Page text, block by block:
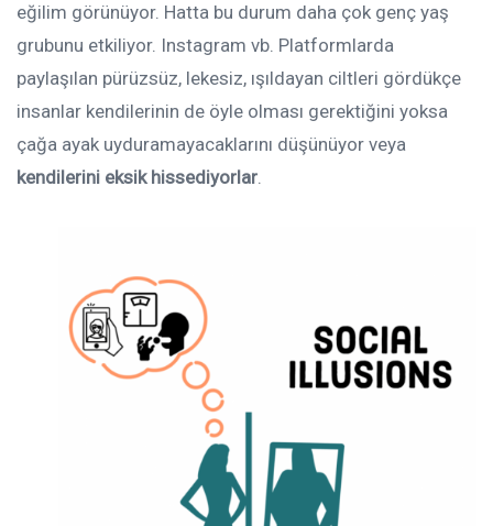
eğilim görünüyor. Hatta bu durum daha çok genç yaş
grubunu etkiliyor. Instagram vb. Platformlarda
paylaşılan pürüzsüz, lekesiz, ışıldayan ciltleri gördükçe
insanlar kendilerinin de öyle olması gerektiğini yoksa
çağa ayak uyduramayacaklarını düşünüyor veya
kendilerini eksik hissediyorlar.